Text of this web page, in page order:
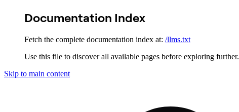
Documentation Index
Fetch the complete documentation index at: /llms.txt
Use this file to discover all available pages before exploring further.
Skip to main content